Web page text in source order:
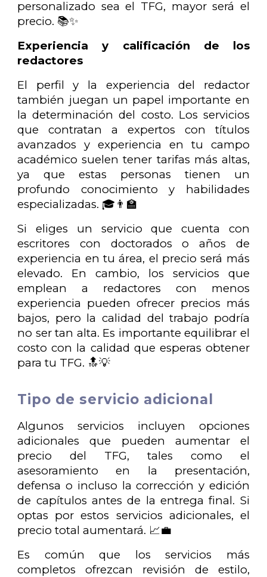
personalizado sea el TFG, mayor será el
precio. 📚✨
Experiencia y calificación de los
redactores
El perfil y la experiencia del redactor
también juegan un papel importante en
la determinación del costo. Los servicios
que contratan a expertos con títulos
avanzados y experiencia en tu campo
académico suelen tener tarifas más altas,
ya que estas personas tienen un
profundo conocimiento y habilidades
especializadas. 🎓👨‍🏫
Si eliges un servicio que cuenta con
escritores con doctorados o años de
experiencia en tu área, el precio será más
elevado. En cambio, los servicios que
emplean a redactores con menos
experiencia pueden ofrecer precios más
bajos, pero la calidad del trabajo podría
no ser tan alta. Es importante equilibrar el
costo con la calidad que esperas obtener
para tu TFG. 🔝💡
Tipo de servicio adicional
Algunos servicios incluyen opciones
adicionales que pueden aumentar el
precio del TFG, tales como el
asesoramiento en la presentación,
defensa o incluso la corrección y edición
de capítulos antes de la entrega final. Si
optas por estos servicios adicionales, el
precio total aumentará. 📈💼
Es común que los servicios más
completos ofrezcan revisión de estilo,